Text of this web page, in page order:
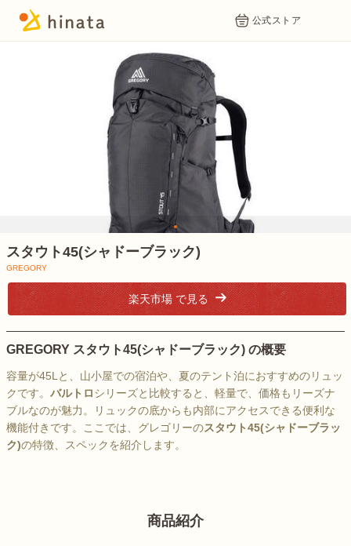
公式ストア
1
スタウト45(シャドーブラック)
GREGORY
楽天市場 で見る
GREGORY スタウト45(シャドーブラック) の概要
容量が45Lと、山小屋での宿泊や、夏のテント泊におすすめのリュッ
クです。 バルトロシリーズと比較すると、軽量で、価格もリーズナ
ブルなのが魅力。リュックの底からも内部にアクセスできる便利な
機能付きです。ここでは、グレゴリーのスタウト45(シャドーブラッ
ク)の特徴、スペックを紹介します。
商品紹介